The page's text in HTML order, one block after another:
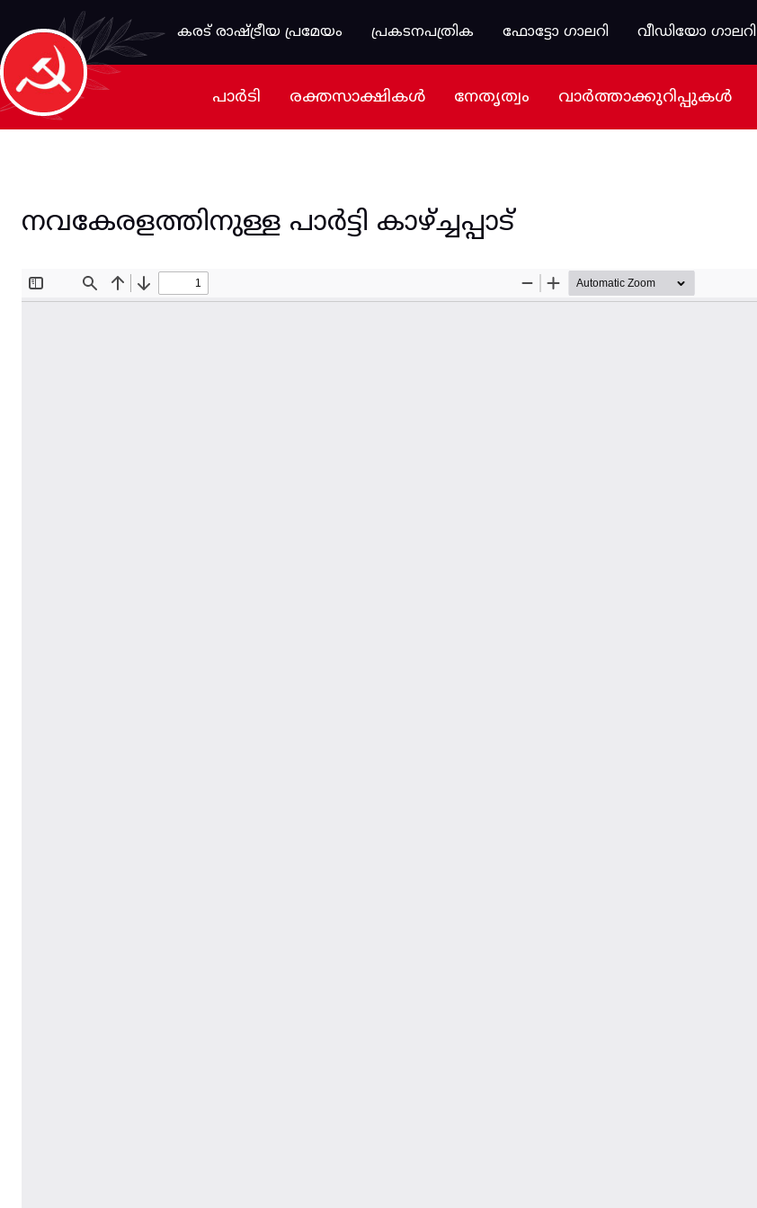
Skip to main content
കരട് രാഷ്ട്രീയ പ്രമേയം
പ്രകടനപത്രിക ഫോട്ടോ ഗാലറി വീഡിയോ ഗാലറി
പാർടി രക്തസാക്ഷികൾ നേതൃത്വം വാർത്താക്കുറിപ്പുകൾ
നവകേരളത്തിനുള്ള പാർട്ടി കാഴ്ച്ചപ്പാട്